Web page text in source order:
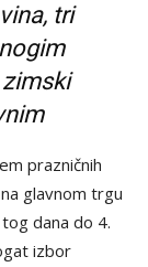
tri
prazničnih
glavnom trgu
dana do 4.
izbor